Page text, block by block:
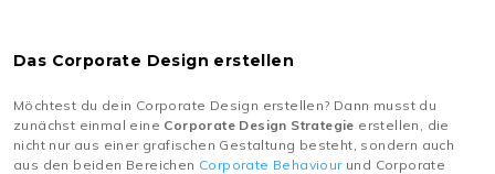
Das Corporate Design erstellen
Möchtest du dein Corporate Design erstellen? Dann musst du
zunächst einmal eine Corporate Design Strategie erstellen, die
nicht nur aus einer grafischen Gestaltung besteht, sondern auch
aus den beiden Bereichen Corporate Behaviourund Corporate